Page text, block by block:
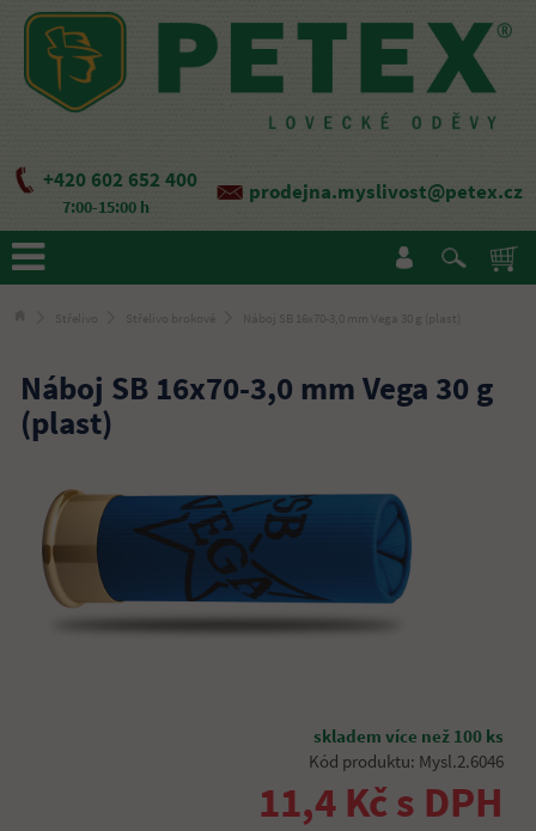
+420 602 652 400
7:00-15:00 h
prodejna.myslivost@petex.cz
Střelivo Střelivo brokové Náboj SB 16x70-3,0 mm Vega 30 g (plast)
Náboj SB 16x70-3,0 mm Vega 30 g
(plast)
skladem více než 100 ks
Kód produktu: Mysl.2.6046
11,4 Kč s DPH